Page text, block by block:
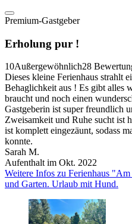
Premium-Gastgeber
Erholung pur !
10Außergewöhnlich28
Dieses kleine Ferienhaus strahlt
Behaglichkeit aus ! Es gibt alles
braucht und noch einen
Gastgeberin ist super freundlich
Zweisamkeit und Ruhe sucht ist
ist komplett eingezäunt, sodass
konnte.
Sarah M.
Aufenthalt im Okt. 2022
Weitere Infos zu Ferienhaus
und Garten. Urlaub mit Hund.